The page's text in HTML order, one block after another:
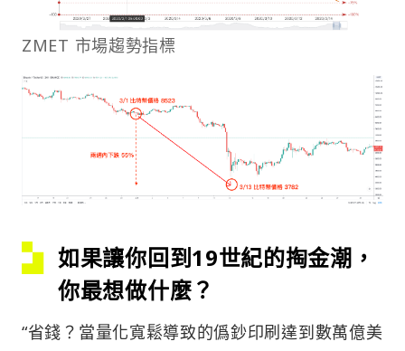
ZMET 市場趨勢指標
如果讓你回到19世紀的掏金潮，
你最想做什麼？
“省錢？當量化寬鬆導致的僞鈔印刷達到數萬億美